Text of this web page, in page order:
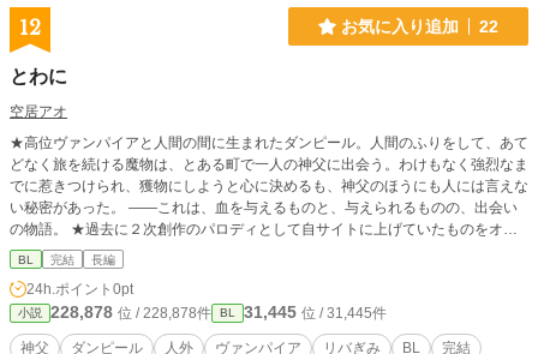
12 お気に入り追加 22
とわに
空居アオ
★高位ヴァンパイアと人間の間に生まれたダンピール。人間のふりをして、あて
どなく旅を続ける魔物は、とある町で一人の神父に出会う。わけもなく強烈なま
でに惹きつけられ、獲物にしようと心に決めるも、神父のほうにも人には言えな
い秘密があった。 ――これは、血を与えるものと、与えられるものの、出会い
の物語。 ★過去に２次創作のパロディとして自サイトに上げていたものをオリ
ジナルに書き直しました。ダンピール、ヴァンパイアについての解釈は捏造要素
有。登場人物の性質上、若干の流血表現も有。キス以上の要素はありませんの
で、そういったものをお求めの方はご注意ください。
BL 完結 長編
24h.ポイント 0pt
小説 228,878 位 / 228,878件 BL 31,445 位 / 31,445件
神父 ダンピール 人外 ヴァンパイア リバぎみ BL 完結